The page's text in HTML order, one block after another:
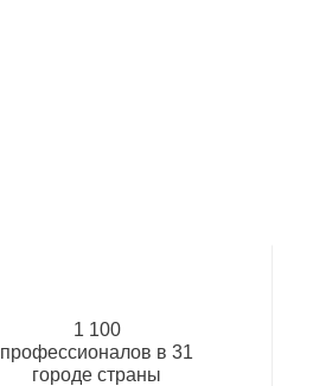
1 100
профессионалов в 31
городе страны